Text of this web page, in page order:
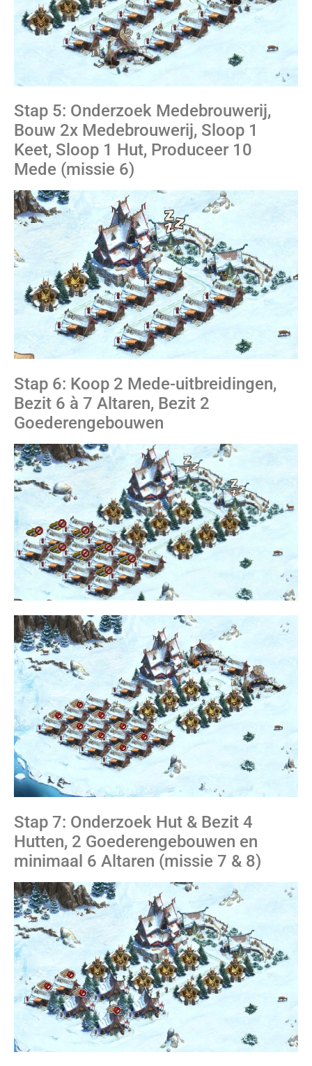
Stap 5: Onderzoek Medebrouwerij,
Bouw 2x Medebrouwerij, Sloop 1
Keet, Sloop 1 Hut, Produceer 10
Mede (missie 6)
Stap 6: Koop 2 Mede-uitbreidingen,
Bezit 6 à 7 Altaren, Bezit 2
Goederengebouwen
Stap 7: Onderzoek Hut & Bezit 4
Hutten, 2 Goederengebouwen en
minimaal 6 Altaren (missie 7 & 8)